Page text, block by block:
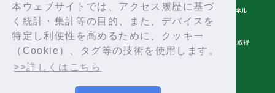
本ウェブサイトでは、アクセス履歴に基づ
く統計・集計等の目的、また、デバイスを
特定し利便性を高めるために、クッキー
（Cookie）、タグ等の技術を使用します。
>>詳しくはこちら
原因は自分にある。
BUDDiiS ICEx Lienel スターダストチャンネル
プライバシーポリシー ご利用規約 推奨環境 ヘルプ・お問い合わせ
ID取得